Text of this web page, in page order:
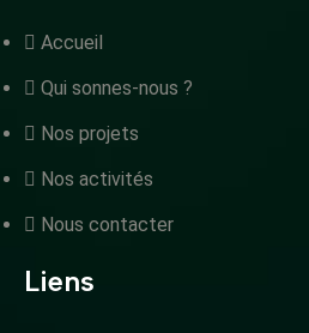
Accueil
Qui sonnes-nous ?
Nos projets
Nos activités
Nous contacter
Liens